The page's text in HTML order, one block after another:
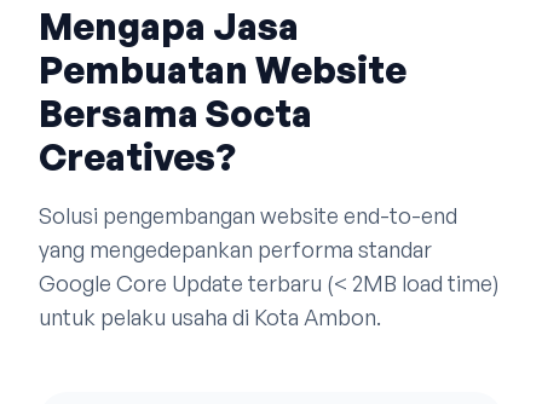
Mengapa Jasa
Pembuatan Website
Bersama Socta
Creatives?
Solusi pengembangan website end-to-end
yang mengedepankan performa standar
Google Core Update terbaru (< 2MB load time)
untuk pelaku usaha di Kota Ambon.